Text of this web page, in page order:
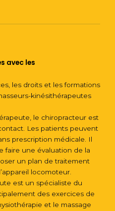
avec les
les droits et les formations
kinésithérapeutes
le chiropracteur est
Les patients peuvent
prescription médicale. Il
faire une évaluation de la
un plan de traitement
locomoteur.
est un spécialiste du
des exercices de
et le massage